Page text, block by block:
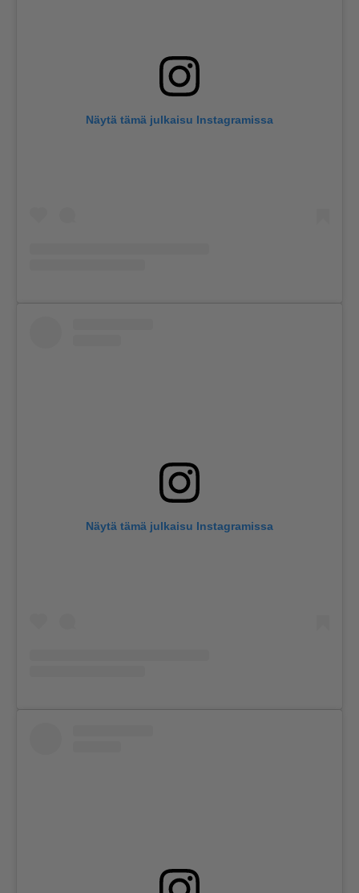
Näytä tämä julkaisu Instagramissa
Näytä tämä julkaisu Instagramissa